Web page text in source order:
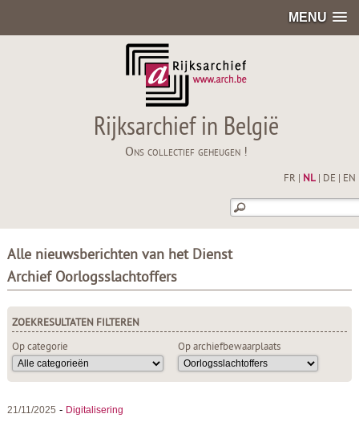
MENU
Rijksarchief in België
Ons collectief geheugen !
FR NL| DE EN
Alle nieuwsberichten van het Dienst
Archief Oorlogsslachtoffers
ZOEKRESULTATEN FILTEREN
Op categorie
Op archiefbewaarplaats
21/11/2025 - Digitalisering